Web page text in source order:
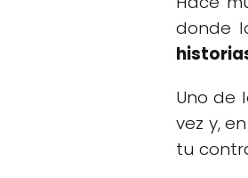
donde
Uno de
vez y,
tu